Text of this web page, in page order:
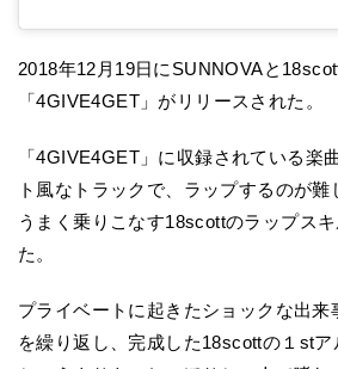
2018年12月19日にSUNNOVAと
「4GIVE4GET」がリリースされた。
「4GIVE4GET」に収録されている楽
ト風なトラックで、ラップするのが
うまく乗りこなす18scottのラップス
た。
プライベートに起きたショックな出来
を繰り返し、完成した18scottの１st